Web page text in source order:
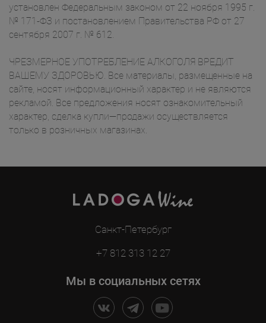
установлен Федеральным законом от 22 ноября 1995 г.
№ 171-ФЗ и постановлением Правительства РФ от 27
сентября 2007 г. № 612.
ЧРЕЗМЕРНОЕ УПОТРЕБЛЕНИЕ АЛКОГОЛЯ ВРЕДИТ
ВАШЕМУ ЗДОРОВЬЮ. Все материалы, размещенные на
сайте, носят информационный характер и не являются
рекламой. Все предложения носят ознакомительный
характер, сделка купли—продажи осуществляется
только в розничных магазинах.
Санкт-Петербург
+7 812 313 12 27
Мы в социальных сетях